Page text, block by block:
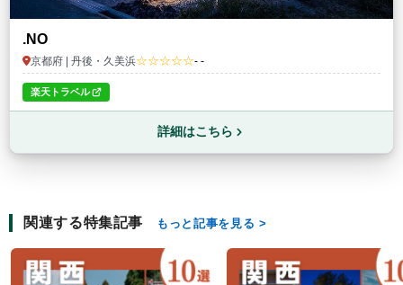
.NO
京都府 | 丹後・久美浜☆☆☆☆☆- -
楽天トラベル
詳細はこちら
関連する特集記事 もっと記事を見る